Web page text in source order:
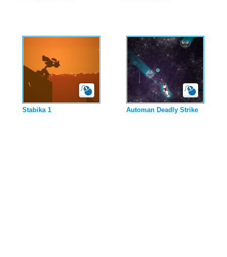
Stabika 1 Automan Deadly Strike